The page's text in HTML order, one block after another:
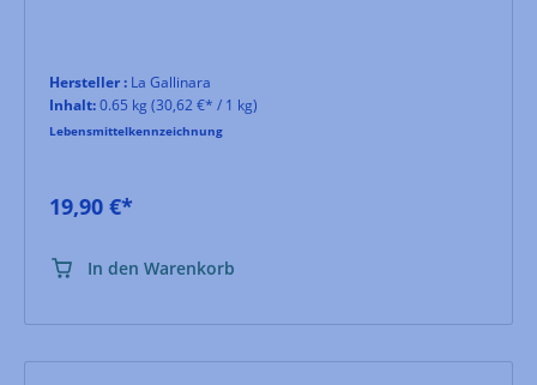
Hersteller : La Gallinara
Inhalt:0.65 kg (30,62 €* / 1 kg)
Lebensmittelkennzeichnung
19,90 €*
In den Warenkorb